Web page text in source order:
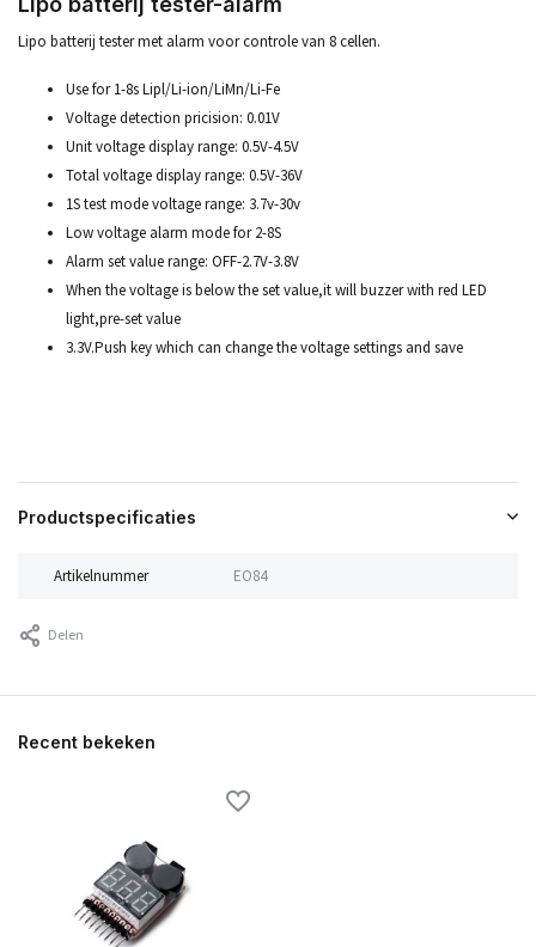
Lipo batterij tester met alarm voor controle van 8 cellen.
Use for 1-8s Lipl/Li-ion/LiMn/Li-Fe
Voltage detection pricision: 0.01V
Unit voltage display range: 0.5V-4.5V
Total voltage display range: 0.5V-36V
1S test mode voltage range: 3.7v-30v
Low voltage alarm mode for 2-8S
Alarm set value range: OFF-2.7V-3.8V
When the voltage is below the set value,it will buzzer with red LED
light,pre-set value
3.3V.Push key which can change the voltage settings and save
Productspecificaties
Artikelnummer EO84
Delen
Recent bekeken